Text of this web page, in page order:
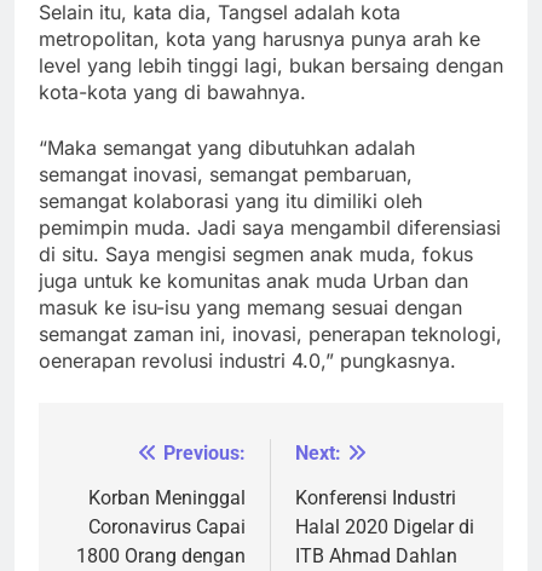
Selain itu, kata dia, Tangsel adalah kota
metropolitan, kota yang harusnya punya arah ke
level yang lebih tinggi lagi, bukan bersaing dengan
kota-kota yang di bawahnya.
“Maka semangat yang dibutuhkan adalah
semangat inovasi, semangat pembaruan,
semangat kolaborasi yang itu dimiliki oleh
pemimpin muda. Jadi saya mengambil diferensiasi
di situ. Saya mengisi segmen anak muda, fokus
juga untuk ke komunitas anak muda Urban dan
masuk ke isu-isu yang memang sesuai dengan
semangat zaman ini, inovasi, penerapan teknologi,
oenerapan revolusi industri 4.0,” pungkasnya.
Navigasi
pos
Previous:
Korban Meninggal
Coronavirus Capai
1800 Orang dengan
Next:
Konferensi Industri
Halal 2020 Digelar di
ITB Ahmad Dahlan